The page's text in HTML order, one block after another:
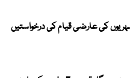
کی عارضی قیام کی درخواستیں